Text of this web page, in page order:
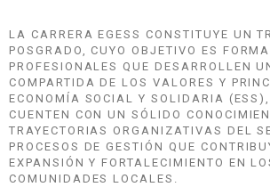
LA CARRERA EGESS CONSTITUYE UN
POSGRADO, CUYO OBJETIVO ES
PROFESIONALES QUE DESARROLLEN
COMPARTIDA DE LOS VALORES Y
ECONOMÍA SOCIAL Y SOLIDARIA
CUENTEN CON UN SÓLIDO
TRAYECTORIAS ORGANIZATIVAS DEL
PROCESOS DE GESTIÓN QUE
EXPANSIÓN Y FORTALECIMIENTO EN
COMUNIDADES LOCALES.